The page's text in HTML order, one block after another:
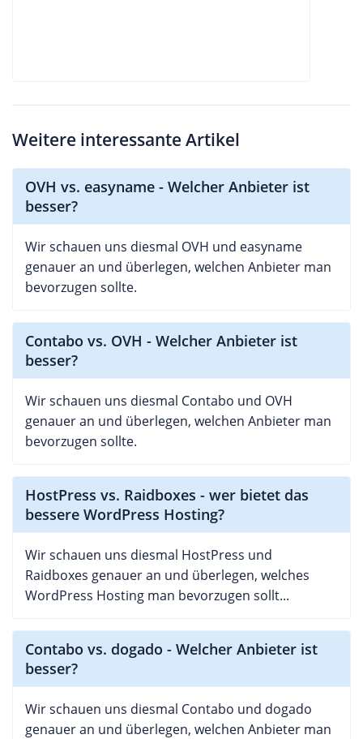
Weitere interessante Artikel
OVH vs. easyname - Welcher Anbieter ist
besser?
Wir schauen uns diesmal OVH und easyname
genauer an und überlegen, welchen Anbieter man
bevorzugen sollte.
Contabo vs. OVH - Welcher Anbieter ist
besser?
Wir schauen uns diesmal Contabo und OVH
genauer an und überlegen, welchen Anbieter man
bevorzugen sollte.
HostPress vs. Raidboxes - wer bietet das
bessere WordPress Hosting?
Wir schauen uns diesmal HostPress und
Raidboxes genauer an und überlegen, welches
WordPress Hosting man bevorzugen sollt...
Contabo vs. dogado - Welcher Anbieter ist
besser?
Wir schauen uns diesmal Contabo und dogado
genauer an und überlegen, welchen Anbieter man